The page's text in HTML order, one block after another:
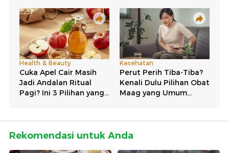
Rekomendasi untuk Anda